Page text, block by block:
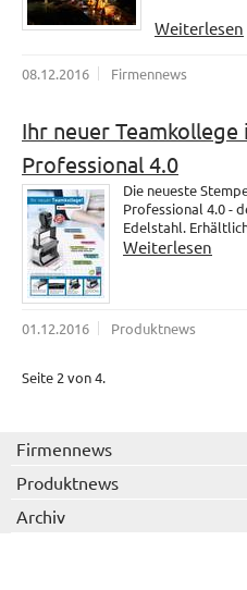
Weiterlesen
08.12.2016 Firmennews
Ihr neuer
Professional 4.0
Die neueste
Professional 4.0 -
Edelstahl.
Weiterlesen
01.12.2016 Produktnews
Seite 2 von 4.
Firmennews
Produktnews
Archiv